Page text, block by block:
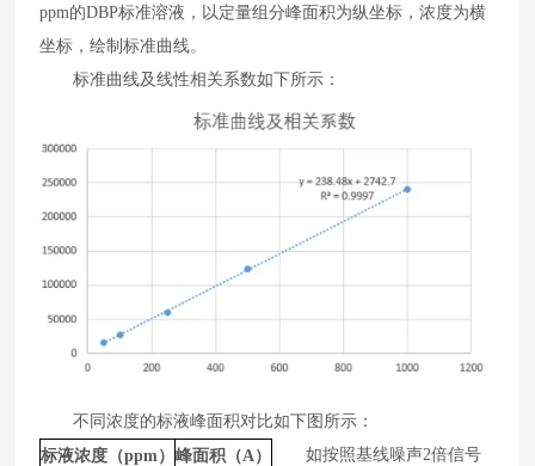
ppm的DBP标准溶液， 以定量组分峰面积为纵坐标 ，浓度为横
坐标 ，绘制标准曲线。
标准曲线及线性相关系数如下所示 ：
不同浓度的标液峰面积对比如下图所示：
标液浓度（ppm） 峰面积（A）
如按照基线噪声2倍信号